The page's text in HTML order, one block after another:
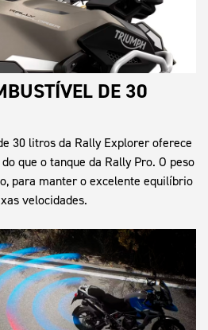
DE 30
30 litros da Rally Explorer oferece
que o tanque da Rally Pro. O peso
para manter o excelente equilíbrio
velocidades.